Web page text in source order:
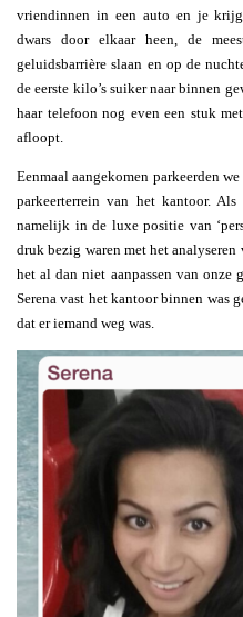
vriendinnen in een auto en je
dwars door elkaar heen, de
geluidsbarrière slaan en op de
de eerste kilo’s suiker naar binnen
haar telefoon nog even een stuk
afloopt.
Eenmaal aangekomen parkeerden
parkeerterrein van het kantoor. Als
namelijk in de luxe positie van
druk bezig waren met het
het al dan niet aanpassen van onze
Serena vast het kantoor binnen was
dat er iemand weg was.